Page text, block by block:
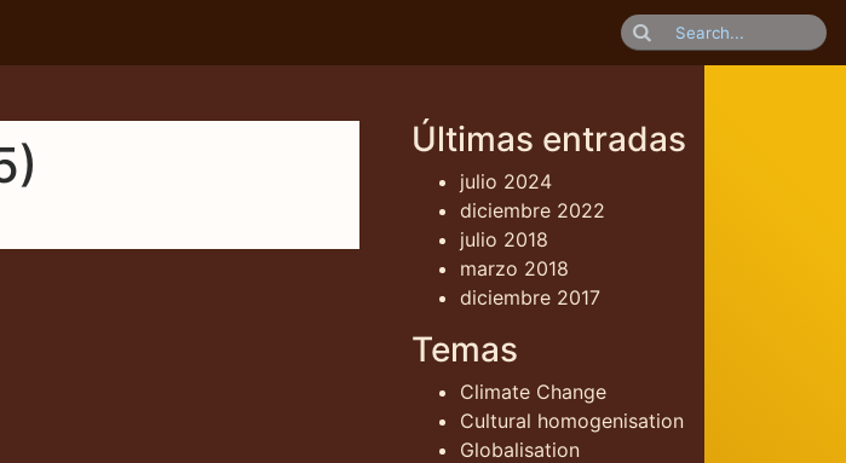
Últimas entradas
julio 2024
diciembre 2022
julio 2018
marzo 2018
diciembre 2017
Temas
Climate Change
Cultural homogenisation
Globalisation